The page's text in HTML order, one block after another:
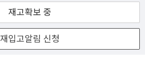
재고확보 중
재입고알림 신청